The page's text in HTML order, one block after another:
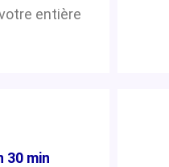
entière
30 min